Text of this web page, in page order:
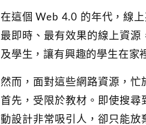
在這個 Web 4.0 的年代，線
最即時、最有效果的線上資
及學生，讓有興趣的學生在家
然而，面對這些網路資源，忙
首先，受限於教材。即使搜
動設計非常吸引人，卻只能